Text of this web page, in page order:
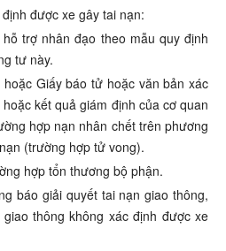
được xe gây tai nạn:
trợ nhân đạo theo mẫu quy định
tư này.
Giấy báo tử hoặc văn bản xác
kết quả giám định của cơ quan
hợp nạn nhân chết trên phương
(trường hợp tử vong).
hợp tổn thương bộ phận.
báo giải quyết tai nạn giao thông,
thông không xác định được xe